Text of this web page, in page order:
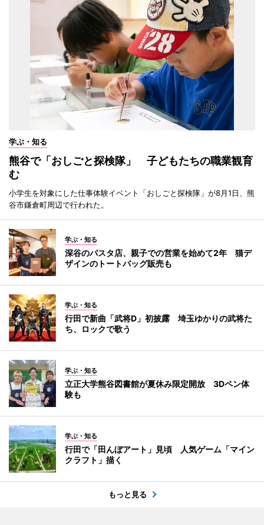
学ぶ・知る
熊谷で「おしごと探検隊」 子どもたちの職業観育
む
小学生を対象にした仕事体験イベント「おしごと探検隊」が8月1日、熊
谷市鎌倉町周辺で行われた。
学ぶ・知る
深谷のパスタ店、親子での営業を始めて2年 猫デ
ザインのトートバッグ販売も
学ぶ・知る
行田で新曲「武将D」初披露 埼玉ゆかりの武将た
ち、ロックで歌う
学ぶ・知る
立正大学熊谷図書館が夏休み限定開放 3Dペン体
験も
学ぶ・知る
行田で「田んぼアート」見頃 人気ゲーム「マイン
クラフト」描く
もっと見る